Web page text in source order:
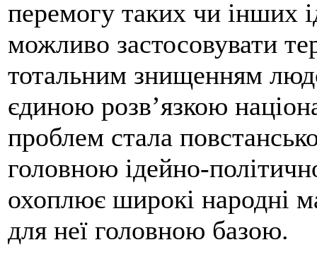
перемогу таких чи інших
можливо застосовувати
тотальним знищенням
єдиною розв’язкою
проблем стала
головною ідейно-
охоплює широкі народні
для неї головною базою.